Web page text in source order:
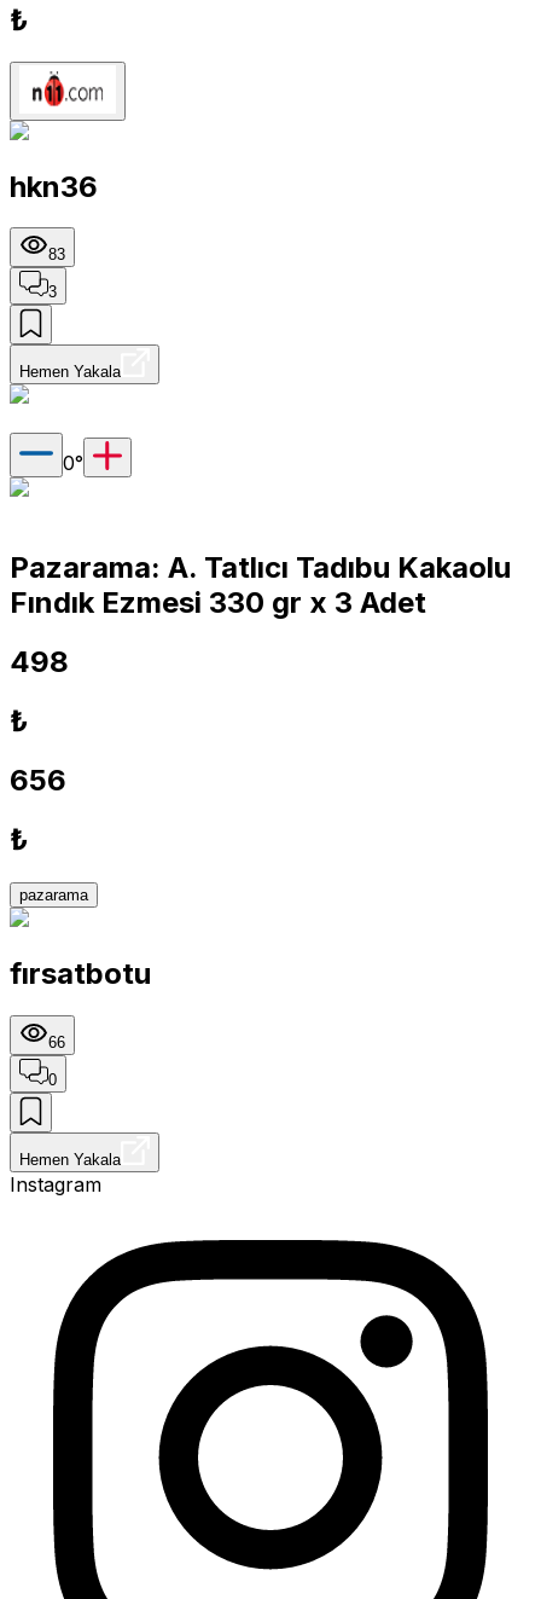
₺
hkn36
83
3
Hemen Yakala
0°
Pazarama: A. Tatlıcı Tadıbu Kakaolu
Fındık Ezmesi 330 gr x 3 Adet
498
₺
656
₺
pazarama
fırsatbotu
66
0
Hemen Yakala
Instagram